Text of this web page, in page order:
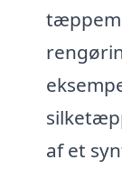
af et